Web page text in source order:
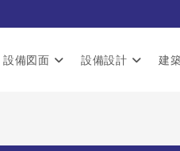
設備図面 設備設計 建